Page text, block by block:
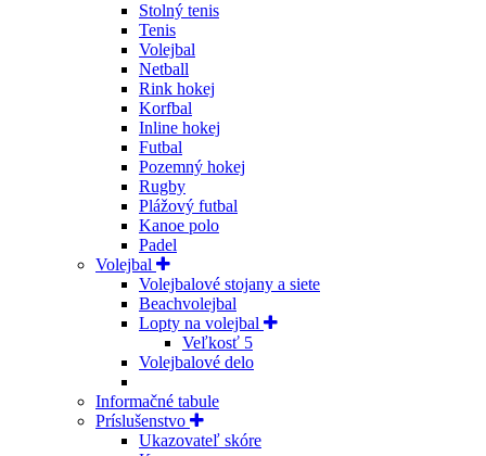
Stolný tenis
Tenis
Volejbal
Netball
Rink hokej
Korfbal
Inline hokej
Futbal
Pozemný hokej
Rugby
Plážový futbal
Kanoe polo
Padel
Volejbal
Volejbalové stojany a siete
Beachvolejbal
Lopty na volejbal
Veľkosť 5
Volejbalové delo
Informačné tabule
Príslušenstvo
Ukazovateľ skóre